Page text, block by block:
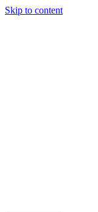
Skip to content